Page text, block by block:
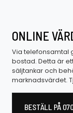
ONLINE
Via telefonsamtal
bostad. Detta är
säljtankar och
marknadsvärdet.
BESTÄLL PÅ